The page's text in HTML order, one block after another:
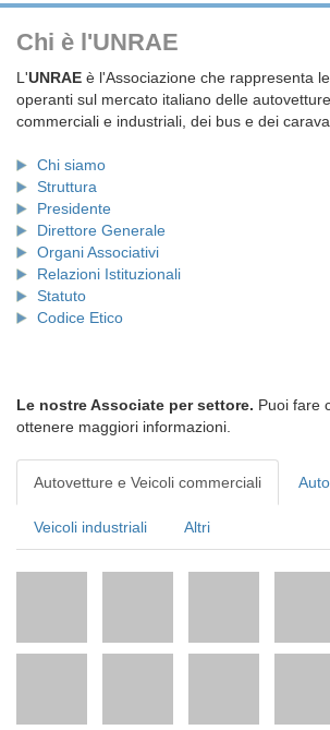
Chi è l'UNRAE
L'UNRAE è l'Associazione che rappresenta
operanti sul mercato italiano delle
commerciali e industriali, dei bus e dei
Chi siamo
Struttura
Presidente
Direttore Generale
Organi Associativi
Relazioni Istituzionali
Statuto
Codice Etico
Le nostre Associate per settore. Puoi fare
ottenere maggiori informazioni.
Autovetture e Veicoli commerciali
Veicoli industriali Altri